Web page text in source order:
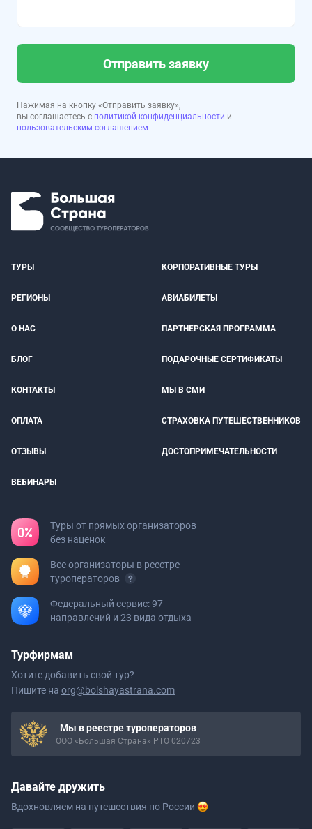
Отправить заявку
Нажимая на кнопку «Отправить заявку»,
вы соглашаетесь с политикой конфиденциальности и
пользовательским соглашением
ТУРЫ КОРПОРАТИВНЫЕ ТУРЫ
РЕГИОНЫ АВИАБИЛЕТЫ
О НАС ПАРТНЕРСКАЯ ПРОГРАММА
БЛОГ ПОДАРОЧНЫЕ СЕРТИФИКАТЫ
КОНТАКТЫ МЫ В СМИ
ОПЛАТА СТРАХОВКА ПУТЕШЕСТВЕННИКОВ
ОТЗЫВЫ ДОСТОПРИМЕЧАТЕЛЬНОСТИ
ВЕБИНАРЫ
Туры от прямых организаторов
без наценок
Все организаторы в реестре
туроператоров
Федеральный сервис: 97
направлений и 23 вида отдыха
Турфирмам
Хотите добавить свой тур?
Пишите на org@bolshayastrana.com
Мы в реестре туроператоров
ООО «Большая Страна» РТО 020723
Давайте дружить
Вдохновляем на путешествия по России